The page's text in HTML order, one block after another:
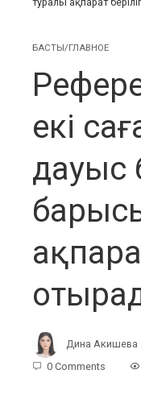
БАСТЫ/ГЛАВНОЕ
екі
дауыс
Дина Акишева
0 Comments